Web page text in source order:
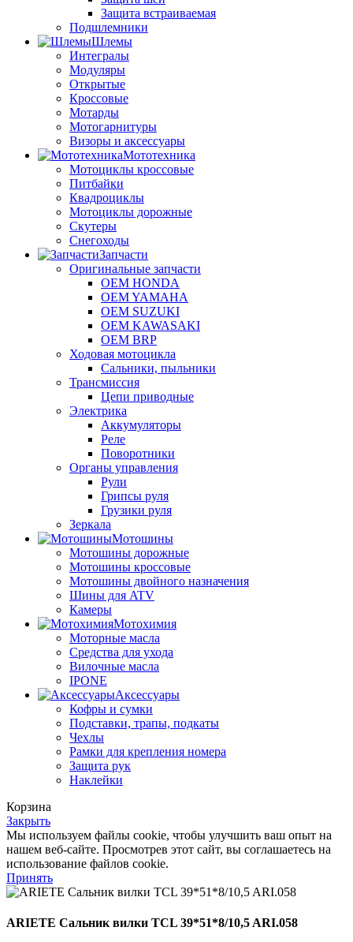
Защита встраиваемая
Подшлемники
Шлемы
Интегралы
Модуляры
Открытые
Кроссовые
Мотарды
Мотогарнитуры
Визоры и аксессуары
Мототехника
Мотоциклы кроссовые
Питбайки
Квадроциклы
Мотоциклы дорожные
Скутеры
Снегоходы
Запчасти
Оригинальные запчасти
OEM HONDA
OEM YAMAHA
OEM SUZUKI
OEM KAWASAKI
OEM BRP
Ходовая мотоцикла
Сальники, пыльники
Трансмиссия
Цепи приводные
Электрика
Аккумуляторы
Реле
Поворотники
Органы управления
Рули
Грипсы руля
Грузики руля
Зеркала
Мотошины
Мотошины дорожные
Мотошины кроссовые
Мотошины двойного назначения
Шины для ATV
Камеры
Мотохимия
Моторные масла
Средства для ухода
Вилочные масла
IPONE
Аксессуары
Кофры и сумки
Подставки, трапы, подкаты
Чехлы
Рамки для крепления номера
Защита рук
Наклейки
Корзина
Закрыть
Мы используем файлы cookie, чтобы улучшить ваш опыт на
нашем веб-сайте. Просмотрев этот сайт, вы соглашаетесь на
использование файлов cookie.
Принять
ARIETE Сальник вилки TCL 39*51*8/10,5 ARI.058